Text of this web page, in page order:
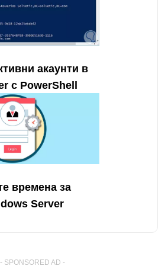
акаунти в
с PowerShell
времена за
Server
- SPONSORED AD -